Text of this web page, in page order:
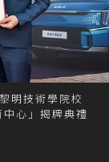
明技術學院校
心」揭牌典禮